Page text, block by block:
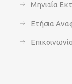
Μηνιαία
Ετήσια